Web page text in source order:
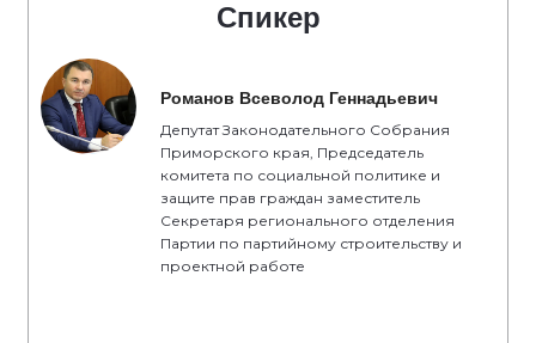
Спикер
Романов Всеволод Геннадьевич
Депутат Законодательного Собрания
Приморского края, Председатель
комитета по социальной политике и
защите прав граждан заместитель
Секретаря регионального отделения
Партии по партийному строительству и
проектной работе